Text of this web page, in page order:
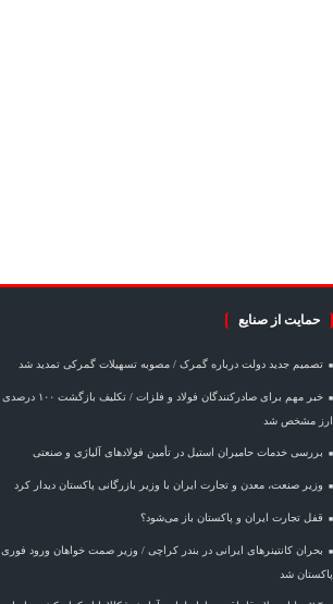
حمایت از صنایع
تصمیم جدید دولت درباره گمرک / مصوبه تسهیلات گمرکی تمدید شد
خبر مهم برای صادرکنندگان فولاد و فلزات / تکلیف بازگشت ۱۰۰ درصدی
ارز مشخص شد
بررسی خدمات حامیران استیل در تأمین فولادهای آلیاژی و صنعتی
وزیر صنعت، معدن و تجارت ایران با وزیر بازرگانی پاکستان دیدار کرد
قفل تجارت ایران و پاکستان باز می‌شود؟
بحران کانتینر‌های ایرانی در بندر کراچی / وزیر صمت خواهان ورود فوری
پاکستان شد